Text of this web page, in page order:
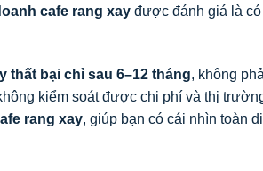
cafe rang xay được đánh giá là có
thất bại chỉ sau 6–12 tháng, không
kiểm soát được chi phí và thị
rang xay, giúp bạn có cái nhìn toàn